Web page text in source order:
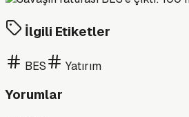
İlgili Etiketler
BES Yatırım
Yorumlar